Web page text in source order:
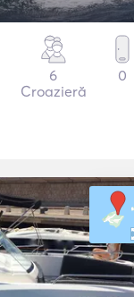
6
Croazieră
0